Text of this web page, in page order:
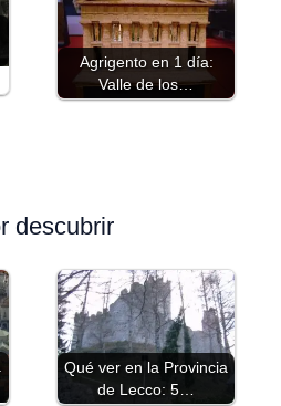
Agrigento en 1 día:
Valle de los…
descubrir
Qué ver en la Provincia
de Lecco: 5…